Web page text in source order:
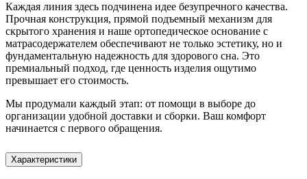
Каждая линия здесь подчинена идее безупречного качества.
Прочная конструкция, прямой подъемный механизм для
скрытого хранения и наше ортопедическое основание с
матрасодержателем обеспечивают не только эстетику, но и
фундаментальную надежность для здорового сна. Это
премиальный подход, где ценность изделия ощутимо
превышает его стоимость.
Мы продумали каждый этап: от помощи в выборе до
организации удобной доставки и сборки. Ваш комфорт
начинается с первого обращения.
Характеристики